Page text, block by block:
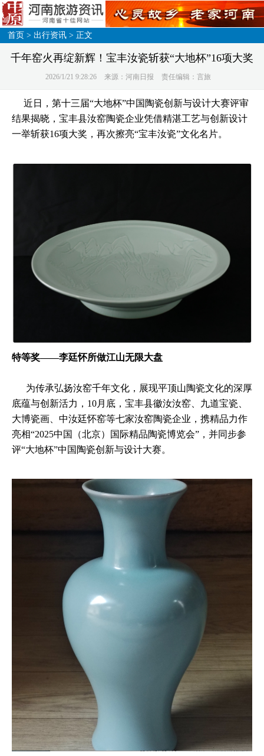
首页 >出行资讯 > 正文
千年窑火再绽新辉！宝丰汝瓷斩获“大地杯”16项大奖
2026/1/21 9:28:26 来源：河南日报 责任编辑：言旅
近日，第十三届“大地杯”中国陶瓷创新与设计大赛评审
结果揭晓，宝丰县汝窑陶瓷企业凭借精湛工艺与创新设计
一举斩获16项大奖，再次擦亮“宝丰汝瓷”文化名片。
特等奖——李廷怀所做江山无限大盘
为传承弘扬汝窑千年文化，展现平顶山陶瓷文化的深厚
底蕴与创新活力，10月底，宝丰县徽汝汝窑、九道宝瓷、
大博瓷画、中汝廷怀窑等七家汝窑陶瓷企业，携精品力作
亮相“2025中国（北京）国际精品陶瓷博览会”，并同步参
评“大地杯”中国陶瓷创新与设计大赛。